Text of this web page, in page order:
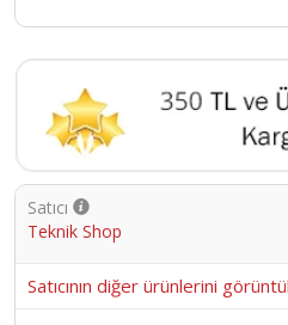
Satıcı
Teknik Shop
Satıcının diğer ürünlerini